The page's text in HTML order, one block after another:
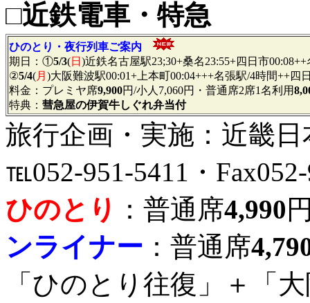
□近鉄電車・特急
ひのとり・夜行列車ご案内
期日：①5/3(日 )近鉄名古屋駅23;30+桑名23:55+四日市
②5/4(月 )大阪難波駅00:01+上本町00:04+++名張駅/4時間++四
料金：プレミヤ席9,900円/小人7,060円・普通席2席1名利用
特典： 彗急屋の伊賀牛しぐれ弁当付
旅行企画・実施：近畿
℡052-951-5411・
ひのとり
：普通席4,990
ンライナー ：普通席
「ひのとり往復」＋「